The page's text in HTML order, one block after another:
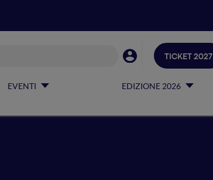
EVENTI EDIZIONE 2026
TICKET 2027